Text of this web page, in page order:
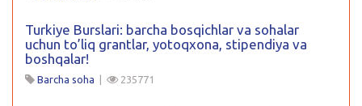
Turkiye Burslari: barcha bosqichlar va sohalar
uchun to’liq grantlar, yotoqxona, stipendiya va
boshqalar!
Barcha soha | 235771